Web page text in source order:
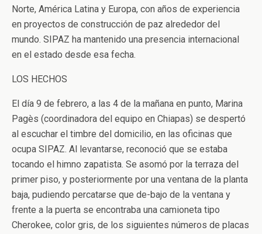
Norte, América Latina y Europa, con años de experiencia
en proyectos de construcción de paz alrededor del
mundo. SIPAZ ha mantenido una presencia internacional
en el estado desde esa fecha.
LOS HECHOS
El día 9 de febrero, a las 4 de la mañana en punto, Marina
Pagès (coordinadora del equipo en Chiapas) se despertó
al escuchar el timbre del domicilio, en las oficinas que
ocupa SIPAZ. Al levantarse, reconoció que se estaba
tocando el himno zapatista. Se asomó por la terraza del
primer piso, y posteriormente por una ventana de la planta
baja, pudiendo percatarse que de-bajo de la ventana y
frente a la puerta se encontraba una camioneta tipo
Cherokee, color gris, de los siguientes números de placas